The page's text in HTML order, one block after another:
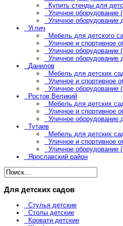
Купить стенды для
Уличное
Уличное оборудование
Углич
Мебель для детского
Уличное и спортивное
Уличное
Уличное оборудование
Данилов
Мебель для детских
Уличное и спортивное
Уличное
Ростов Великий
Мебель для детских
Уличное и спортивное
Уличное оборудование
Тутаев
Мебель для детских
Уличное и спортивное
Уличное
Ярославский район
Для детских садов
Стулья детские
Столы детские
Кровати детские